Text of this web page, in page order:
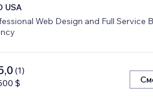
USA
Web Design and Full Service
(1)
$